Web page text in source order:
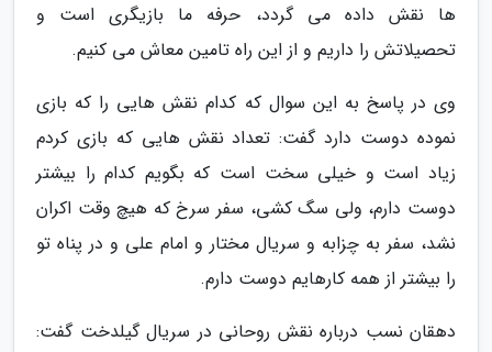
ها نقش داده می گردد، حرفه ما بازیگری است و
تحصیلاتش را داریم و از این راه تامین معاش می کنیم.
وی در پاسخ به این سوال که کدام نقش هایی را که بازی
نموده دوست دارد گفت: تعداد نقش هایی که بازی کردم
زیاد است و خیلی سخت است که بگویم کدام را بیشتر
دوست دارم، ولی سگ کشی، سفر سرخ که هیچ وقت اکران
نشد، سفر به چزابه و سریال مختار و امام علی و در پناه تو
را بیشتر از همه کارهایم دوست دارم.
دهقان نسب درباره نقش روحانی در سریال گیلدخت گفت: